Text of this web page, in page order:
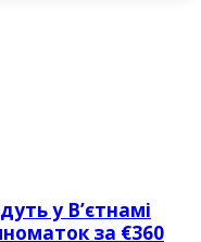
у В’єтнамі
за €360